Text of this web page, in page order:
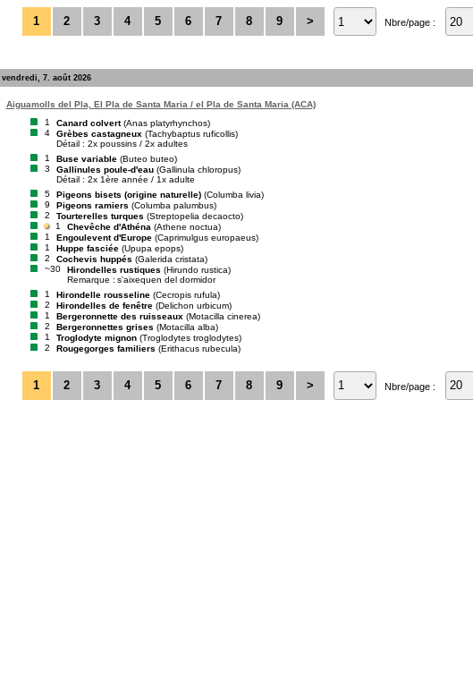
1 2 3 4 5 6 7 8 9 > Nbre/page :
vendredi, 7. août 2026
Aiguamolls del Pla, El Pla de Santa Maria / el Pla de Santa Maria (ACA)
1
Canard colvert (Anas platyrhynchos)
4
Grèbes castagneux (Tachybaptus ruficollis)
Détail : 2x poussins / 2x adultes
1
Buse variable (Buteo buteo)
3
Gallinules poule-d'eau (Gallinula chloropus)
Détail : 2x 1ère année / 1x adulte
5
Pigeons bisets (origine naturelle) (Columba livia)
9
Pigeons ramiers (Columba palumbus)
2
Tourterelles turques (Streptopelia decaocto)
1
Chevêche d'Athéna (Athene noctua)
1
Engoulevent d'Europe (Caprimulgus europaeus)
1
Huppe fasciée (Upupa epops)
2
Cochevis huppés (Galerida cristata)
~30
Hirondelles rustiques (Hirundo rustica)
Remarque : s'aixequen del dormidor
1
Hirondelle rousseline (Cecropis rufula)
2
Hirondelles de fenêtre (Delichon urbicum)
1
Bergeronnette des ruisseaux (Motacilla cinerea)
2
Bergeronnettes grises (Motacilla alba)
1
Troglodyte mignon (Troglodytes troglodytes)
2
Rougegorges familiers (Erithacus rubecula)
1 2 3 4 5 6 7 8 9 > Nbre/page :